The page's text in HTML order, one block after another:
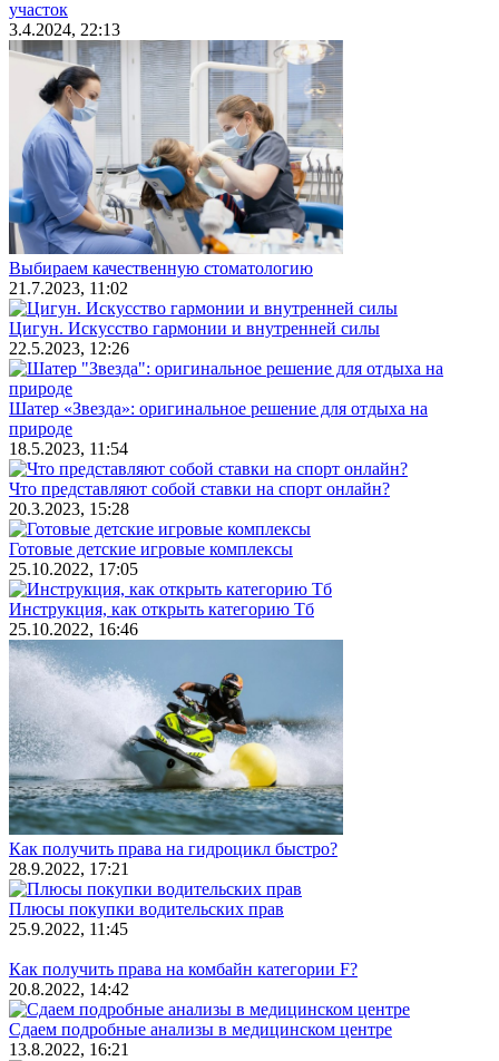
участок
3.4.2024, 22:13
Выбираем качественную стоматологию
21.7.2023, 11:02
Цигун. Искусство гармонии и внутренней силы
22.5.2023, 12:26
Шатер «Звезда»: оригинальное решение для отдыха на
природе
18.5.2023, 11:54
Что представляют собой ставки на спорт онлайн?
20.3.2023, 15:28
Готовые детские игровые комплексы
25.10.2022, 17:05
Инструкция, как открыть категорию Тб
25.10.2022, 16:46
Как получить права на гидроцикл быстро?
28.9.2022, 17:21
Плюсы покупки водительских прав
25.9.2022, 11:45
Как получить права на комбайн категории F?
20.8.2022, 14:42
Сдаем подробные анализы в медицинском центре
13.8.2022, 16:21